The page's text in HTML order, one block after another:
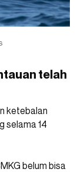
telah
ketebalan
selama 14
belum bisa